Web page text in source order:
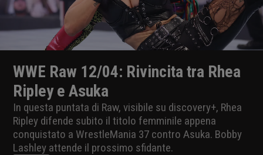
WWE Raw 12/04: Rivincita tra Rhea
Ripley e Asuka
In questa puntata di Raw, visibile su discovery+, Rhea
Ripley difende subito il titolo femminile appena
conquistato a WrestleMania 37 contro Asuka. Bobby
Lashley attende il prossimo sfidante.